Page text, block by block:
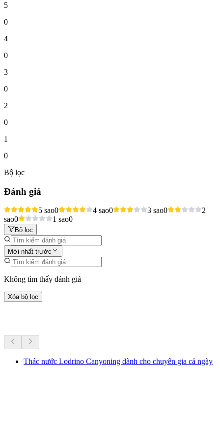
5
0
4
0
3
0
2
0
1
0
Bộ lọc
Đánh giá
5 sao0 4 sao0 3 sao0
2
sao0 1 sao0
Bộ lọc
Mới nhất trước
Không tìm thấy đánh giá
Xóa bộ lọc
Thác nước Lodrino Canyoning dành cho chuyên gia cả ngày